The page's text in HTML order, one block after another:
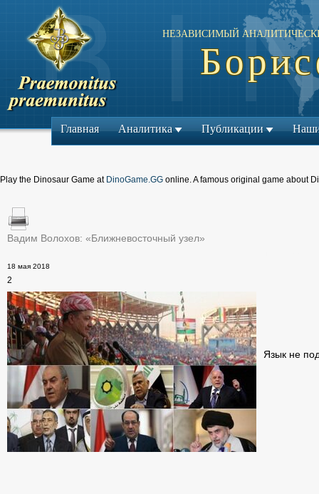
НЕЗАВИСИМЫЙ
Главная Аналитика Публикации
Play the Dinosaur Game at DinoGame.GG online. A famous original game about
Вадим Волохов: «Ближневосточный узел»
18 мая 2018
2
Язык не